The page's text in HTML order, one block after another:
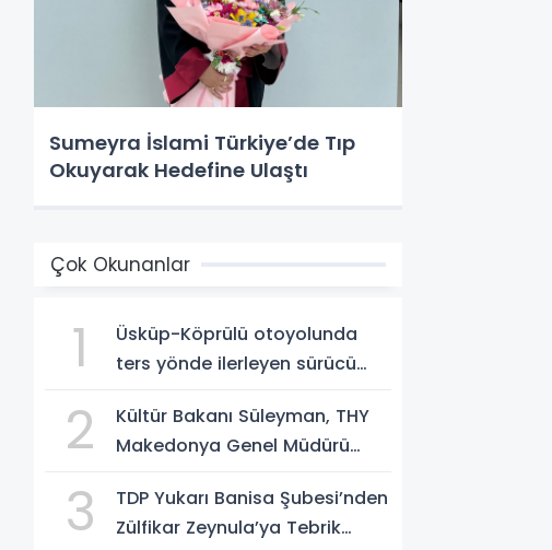
Sumeyra İslami Türkiye’de Tıp
Okuyarak Hedefine Ulaştı
Çok Okunanlar
1
Üsküp-Köprülü otoyolunda
ters yönde ilerleyen sürücü
2
Kültür Bakanı Süleyman, THY
Makedonya Genel Müdürü
3
TDP Yukarı Banisa Şubesi’nden
Zülfikar Zeynula’ya Tebrik